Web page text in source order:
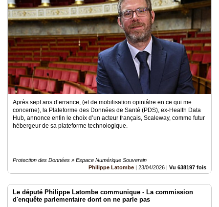
Après sept ans d’errance, (et de mobilisation opiniâtre en ce qui me
concerne), la Plateforme des Données de Santé (PDS), ex-Health Data
Hub, annonce enfin le choix d’un acteur français, Scaleway, comme futur
hébergeur de sa plateforme technologique.
Protection des Données » Espace Numérique Souverain
Philippe Latombe | 23/04/2026 | Vu 638197 fois
Le député Philippe Latombe communique - La commission
d'enquête parlementaire dont on ne parle pas